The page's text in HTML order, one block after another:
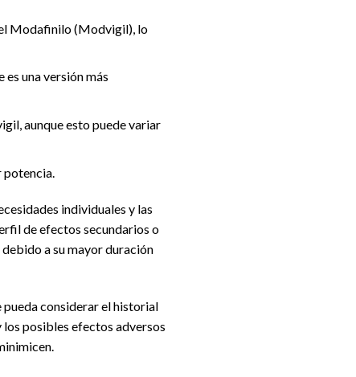
Modafinilo (Modvigil), lo
una versión más
aunque esto puede variar
individuales y las
de efectos secundarios o
a su mayor duración
considerar el historial
posibles efectos adversos